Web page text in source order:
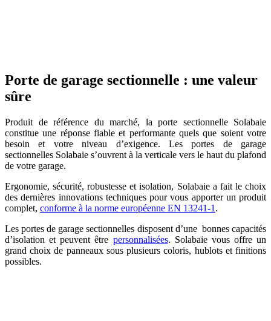
Porte de garage sectionnelle : une valeur
sûre
Produit de référence du marché, la porte sectionnelle Solabaie
constitue une réponse fiable et performante quels que soient votre
besoin et votre niveau d’exigence. Les portes de garage
sectionnelles Solabaie s’ouvrent à la verticale vers le haut du plafond
de votre garage.
Ergonomie, sécurité, robustesse et isolation, Solabaie a fait le choix
des dernières innovations techniques pour vous apporter un produit
complet, conforme à la norme européenne EN 13241-1 .
Les portes de garage sectionnelles disposent d’une bonnes capacités
d’isolation et peuvent être personnalisées. Solabaie vous offre un
grand choix de panneaux sous plusieurs coloris, hublots et finitions
possibles.